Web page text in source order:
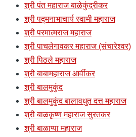
श्री पंत महाराज बाळेकुंद्रीकर
श्री पद्मनाभाचार्य स्वामी महाराज
श्री परमात्मराज महाराज
श्री पाचलेगावकर महाराज (संचारेश्वर)
श्री पिठले महाराज
श्री बाबामहाराज आर्वीकर
श्री बालमुकुंद
श्री बालमुकुंद बालावधुत दत्त महाराज
श्री बाळकृष्ण महाराज सुरतकर
श्री बाळाप्पा महाराज